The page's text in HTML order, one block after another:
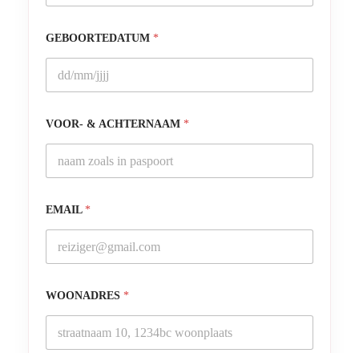
GEBOORTEDATUM *
VOOR- & ACHTERNAAM *
EMAIL *
WOONADRES *